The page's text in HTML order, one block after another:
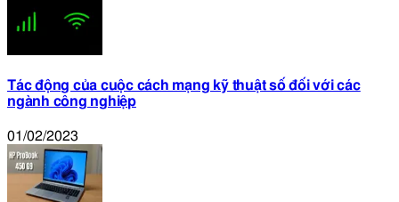
Tác động của cuộc cách mạng kỹ thuật số đối với các
ngành công nghiệp
01/02/2023